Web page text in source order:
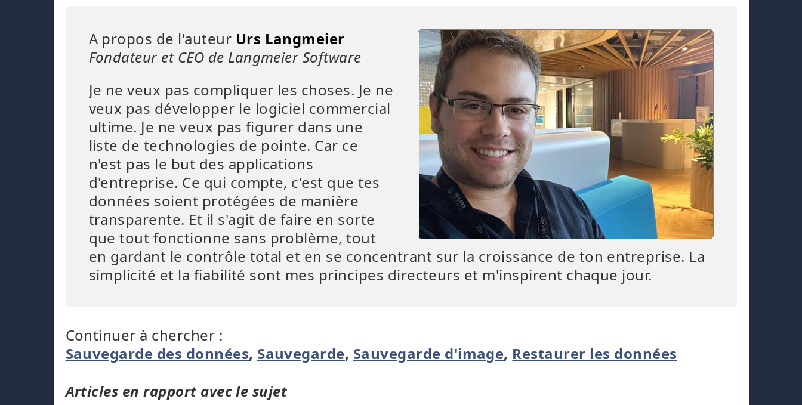
A propos de l'auteur Urs Langmeier
Fondateur et CEO de Langmeier Software
Je ne veux pas compliquer les choses. Je ne
veux pas développer le logiciel commercial
ultime. Je ne veux pas figurer dans une
liste de technologies de pointe. Car ce
n'est pas le but des applications
d'entreprise. Ce qui compte, c'est que tes
données soient protégées de manière
transparente. Et il s'agit de faire en sorte
que tout fonctionne sans problème, tout
en gardant le contrôle total et en se concentrant sur la croissance de ton entreprise. La
simplicité et la fiabilité sont mes principes directeurs et m'inspirent chaque jour.
Continuer à chercher :
Sauvegarde des données, Sauvegarde, Sauvegarde d'image, Restaurer les données
Articles en rapport avec le sujet